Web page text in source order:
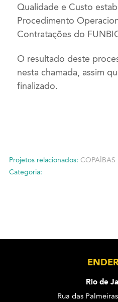
Qualidade e Custo
Procedimento
Contratações do
O resultado deste
nesta chamada, assim
finalizado.
Projetos relacionados: COPAÍBAS
Categoria:
Rio de
Rua das